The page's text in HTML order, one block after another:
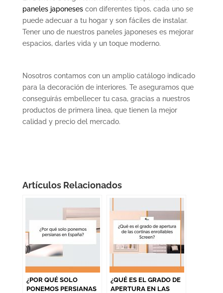
paneles japonesescon diferentes tipos, cada uno se
puede adecuar a tu hogar y son fáciles de instalar.
Tener uno de nuestros paneles japoneses es mejorar
espacios, darles vida y un toque moderno.
Nosotros contamos con un amplio catálogo indicado
para la decoración de interiores. Te aseguramos que
conseguirás embellecer tu casa, gracias a nuestros
productos de primera línea, que tienen la mejor
calidad y precio del mercado.
Artículos Relacionados
¿POR QUÉ SOLO
PONEMOS PERSIANAS
¿QUÉ ES EL GRADO DE
APERTURA EN LAS